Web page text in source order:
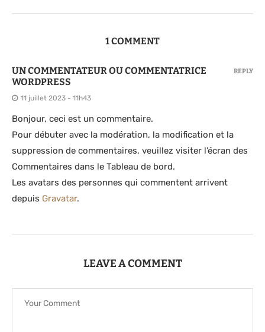
1 COMMENT
UN COMMENTATEUR OU COMMENTATRICE
WORDPRESS
11 juillet 2023 - 11h43
Bonjour, ceci est un commentaire.
Pour débuter avec la modération, la modification et la
suppression de commentaires, veuillez visiter l’écran des
Commentaires dans le Tableau de bord.
Les avatars des personnes qui commentent arrivent
depuis Gravatar.
REPLY
LEAVE A COMMENT